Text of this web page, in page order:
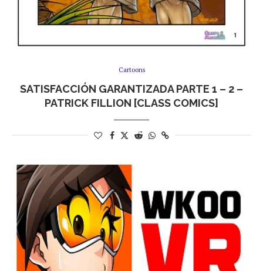
Cartoons
SATISFACCIÓN GARANTIZADA PARTE 1 – 2 –
PATRICK FILLION [CLASS COMICS]